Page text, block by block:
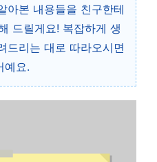
아본 내용들을 친구한테
드릴게요! 복잡하게 생
드리는 대로 따라오시면
예요.